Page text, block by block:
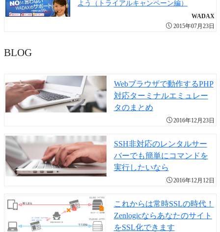
よう（トライアルキャンペーン編）
WADAX
2015年07月23日
BLOG
Webブラウザで動作するPHP
対応ターミナルエミュレー
タのまとめ
2016年12月23日
SSH非対応のレンタルサー
バーでも簡単にコマンドを
実行したいなら
2016年12月12日
これからは常時SSLの時代！
Zenlogicならあなたのサイト
をSSL化できます